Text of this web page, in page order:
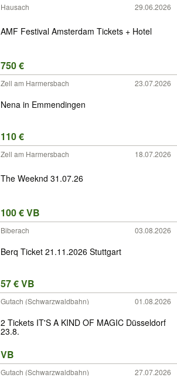
Hausach 29.06.2026
AMF Festival Amsterdam Tickets + Hotel
750 €
Zell am Harmersbach 23.07.2026
Nena in Emmendingen
110 €
Zell am Harmersbach 18.07.2026
The Weeknd 31.07.26
100 € VB
Biberach 03.08.2026
Berq Ticket 21.11.2026 Stuttgart
57 € VB
Gutach (Schwarzwaldbahn) 01.08.2026
2 Tickets IT'S A KIND OF MAGIC Düsseldorf
23.8.
VB
Gutach (Schwarzwaldbahn) 27.07.2026